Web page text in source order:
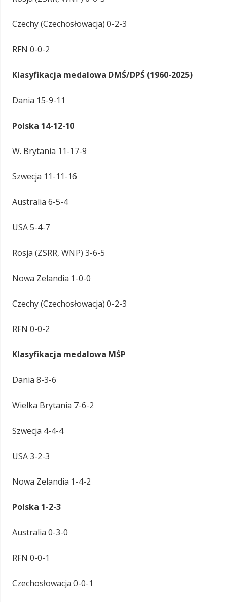
Czechy (Czechosłowacja) 0-2-3
RFN 0-0-2
Klasyfikacja medalowa DMŚ/DPŚ (1960-2025)
Dania 15-9-11
Polska 14-12-10
W. Brytania 11-17-9
Szwecja 11-11-16
Australia 6-5-4
USA 5-4-7
Rosja (ZSRR, WNP) 3-6-5
Nowa Zelandia 1-0-0
Czechy (Czechosłowacja) 0-2-3
RFN 0-0-2
Klasyfikacja medalowa MŚP
Dania 8-3-6
Wielka Brytania 7-6-2
Szwecja 4-4-4
USA 3-2-3
Nowa Zelandia 1-4-2
Polska 1-2-3
Australia 0-3-0
RFN 0-0-1
Czechosłowacja 0-0-1